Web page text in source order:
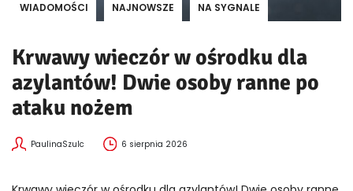
WIADOMOŚCI NAJNOWSZE NA SYGNALE
Krwawy wieczór w ośrodku dla
azylantów! Dwie osoby ranne po
ataku nożem
PaulinaSzulc 6 sierpnia 2026